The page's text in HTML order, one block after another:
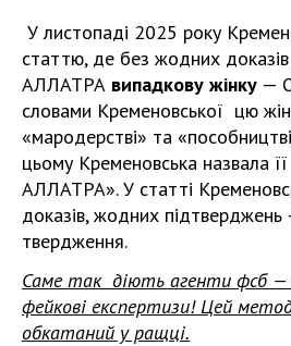
У листопаді 2025 року
статтю, де без жодних
АЛЛАТРА випадкову жінку —
словами Кременовської цю
«мародерстві» та
цьому Кременовська назвала
АЛЛАТРА». У статті
доказів, жодних
твердження.
Саме так діють агенти фсб —
фейкові експертизи! Цей
обкатаний у ращці.